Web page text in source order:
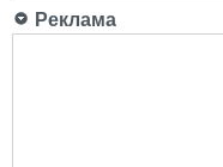
Реклама